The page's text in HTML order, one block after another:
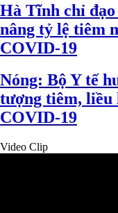
Hà Tĩnh chỉ
nâng tỷ lệ tiêm
COVID-19
Nóng: Bộ Y tế
tượng tiêm, liều
COVID-19
Video Clip